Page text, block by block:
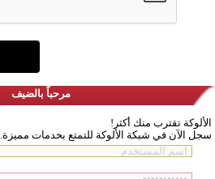
مرحباً بالضيف
الألوكة تقترب منك أكثر!
سجل الآن في شبكة الألوكة للتمتع بخدمات مميزة.